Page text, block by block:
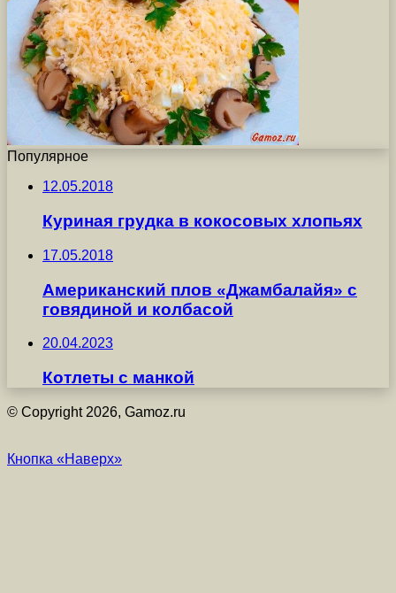
Популярное
12.05.2018
Куриная грудка в кокосовых хлопьях
17.05.2018
Американский плов «Джамбалайя» с
говядиной и колбасой
20.04.2023
Котлеты с манкой
© Copyright 2026, Gamoz.ru
Кнопка «Наверх»